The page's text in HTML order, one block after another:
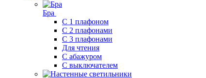
Бра
С 1 плафоном
С 2 плафонами
С 3 плафонами
Для чтения
С абажуром
С выключателем